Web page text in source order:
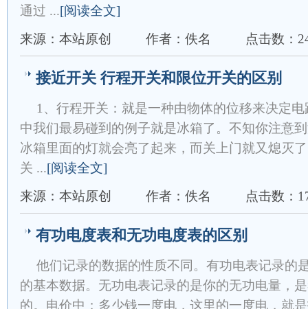
通过 ...[阅读全文]
来源：本站原创
作者：佚名 点击数：
接近开关 行程开关和限位开关的区别
1、行程开关：就是一种由物体的位移来决定
中我们最易碰到的例子就是冰箱了。不知你注意
冰箱里面的灯就会亮了起来，而关上门就又熄灭
关 ...[阅读全文]
来源：本站原创
作者：佚名 点击数：
有功电度表和无功电度表的区别
他们记录的数据的性质不同。有功电表记录的
的基本数据。无功电表记录的是你的无功电量，
的。电价中：多少钱一度电，这里的一度电，就